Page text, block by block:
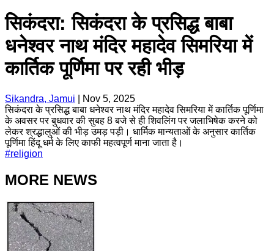
सिकंदरा: सिकंदरा के प्रसिद्ध बाबा
धनेश्वर नाथ मंदिर महादेव सिमरिया में
कार्तिक पूर्णिमा पर रही भीड़
Sikandra, Jamui
Nov 5, 2025
सिकंदरा के प्रसिद्ध बाबा धनेश्वर नाथ मंदिर महादेव सिमरिया में कार्तिक पूर्णिमा
के अवसर पर बुधवार की सुबह 8 बजे से ही शिवलिंग पर जलाभिषेक करने को
लेकर श्रद्धालुओं की भीड़ उमड़ पड़ी। धार्मिक मान्यताओं के अनुसार कार्तिक
पूर्णिमा हिंदू धर्म के लिए काफी महत्वपूर्ण माना जाता है।
#religion
MORE NEWS